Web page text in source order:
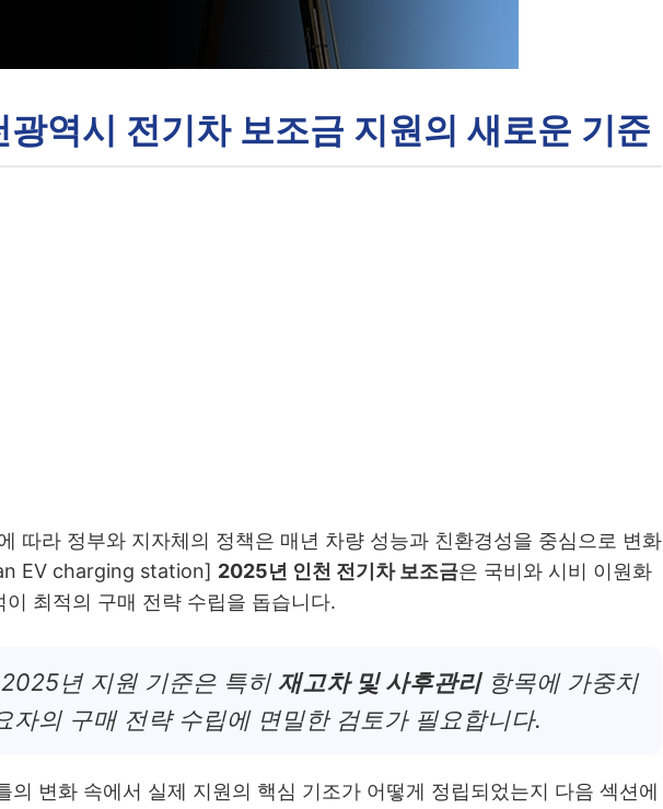
광역시 전기차 보조금 지원의 새로운 기준
따라 정부와 지자체의 정책은 매년 차량 성능과 친환경성을 중심으로 변화
EV charging station] 2025년 인천 전기차 보조금은 국비와 시비 이원화
이 최적의 구매 전략 수립을 돕습니다.
년 지원 기준은 특히재고차 및 사후관리항목에 가중치
자의 구매 전략 수립에 면밀한 검토가 필요합니다.
의 변화 속에서 실제 지원의 핵심 기조가 어떻게 정립되었는지 다음 섹션에